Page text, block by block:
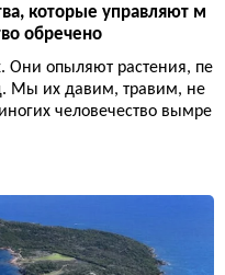
которые управляют м
обречено
Они опыляют растения, пе
Мы их давим, травим, не
человечество вымре